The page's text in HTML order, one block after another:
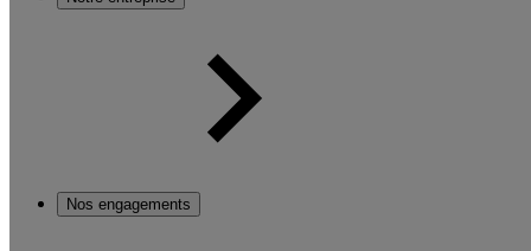
Nos engagements